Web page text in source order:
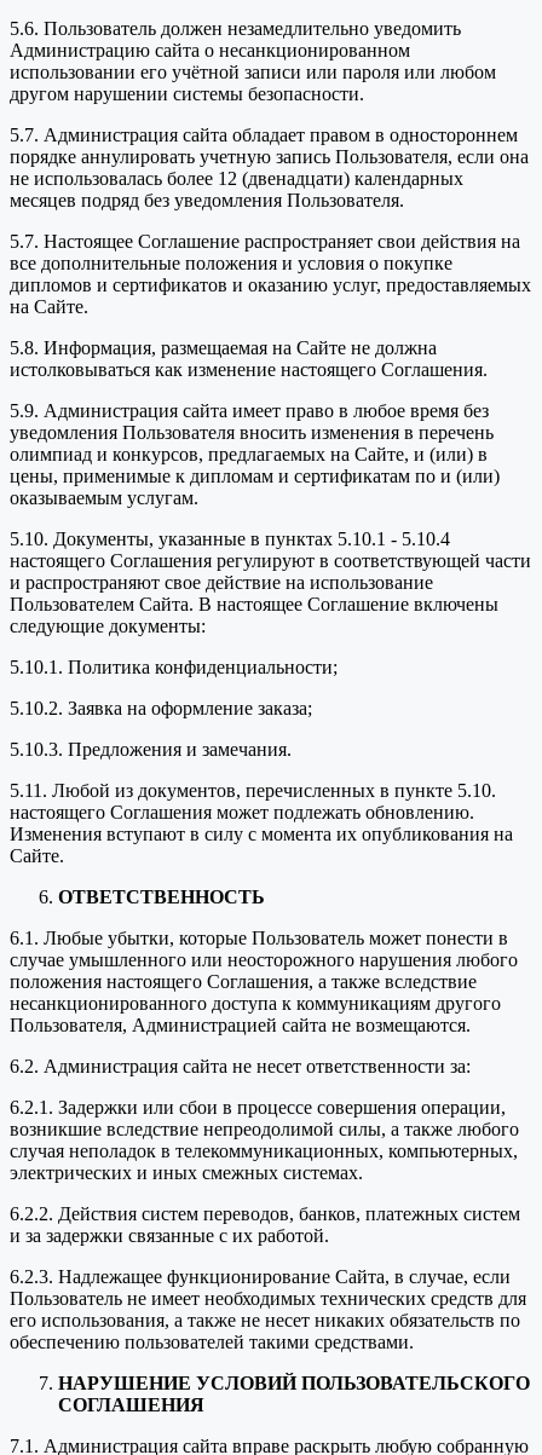
5.6. Пользователь должен незамедлительно уведомить
Администрацию сайта о несанкционированном
использовании его учётной записи или пароля или любом
другом нарушении системы безопасности.
5.7. Администрация сайта обладает правом в одностороннем
порядке аннулировать учетную запись Пользователя, если она
не использовалась более 12 (двенадцати) календарных
месяцев подряд без уведомления Пользователя.
5.7. Настоящее Соглашение распространяет свои действия на
все дополнительные положения и условия о покупке
дипломов и сертификатов и оказанию услуг, предоставляемых
на Сайте.
5.8. Информация, размещаемая на Сайте не должна
истолковываться как изменение настоящего Соглашения.
5.9. Администрация сайта имеет право в любое время без
уведомления Пользователя вносить изменения в перечень
олимпиад и конкурсов, предлагаемых на Сайте, и (или) в
цены, применимые к дипломам и сертификатам по и (или)
оказываемым услугам.
5.10. Документы, указанные в пунктах 5.10.1 - 5.10.4
настоящего Соглашения регулируют в соответствующей части
и распространяют свое действие на использование
Пользователем Сайта. В настоящее Соглашение включены
следующие документы:
5.10.1. Политика конфиденциальности;
5.10.2. Заявка на оформление заказа;
5.10.3. Предложения и замечания.
5.11. Любой из документов, перечисленных в пункте 5.10.
настоящего Соглашения может подлежать обновлению.
Изменения вступают в силу с момента их опубликования на
Сайте.
ОТВЕТСТВЕННОСТЬ
6.1. Любые убытки, которые Пользователь может понести в
случае умышленного или неосторожного нарушения любого
положения настоящего Соглашения, а также вследствие
несанкционированного доступа к коммуникациям другого
Пользователя, Администрацией сайта не возмещаются.
6.2. Администрация сайта не несет ответственности за:
6.2.1. Задержки или сбои в процессе совершения операции,
возникшие вследствие непреодолимой силы, а также любого
случая неполадок в телекоммуникационных, компьютерных,
электрических и иных смежных системах.
6.2.2. Действия систем переводов, банков, платежных систем
и за задержки связанные с их работой.
6.2.3. Надлежащее функционирование Сайта, в случае, если
Пользователь не имеет необходимых технических средств для
его использования, а также не несет никаких обязательств по
обеспечению пользователей такими средствами.
НАРУШЕНИЕ УСЛОВИЙ ПОЛЬЗОВАТЕЛЬСКОГО
СОГЛАШЕНИЯ
7.1. Администрация сайта вправе раскрыть любую собранную